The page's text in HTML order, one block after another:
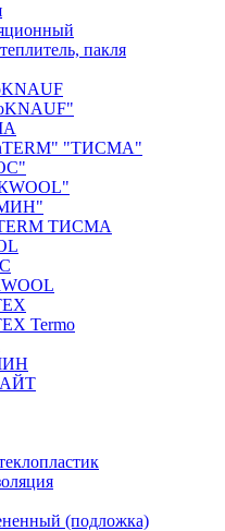
пакля
"ТИСМА"
ТИСМА
Termo
(подложка)